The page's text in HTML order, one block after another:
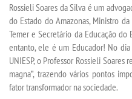
TRANSFERÊNCIA
SEGUNDA GRADUAÇÃO
MATRÍCULA
Rossieli Soares da Silva é um
do Estado do Amazonas, Ministro
Temer e Secretário da Educação
entanto, ele é um Educador! No
UNIESP, o Professor Rossieli Soares
magna”, trazendo vários pontos
fator transformador na sociedade.